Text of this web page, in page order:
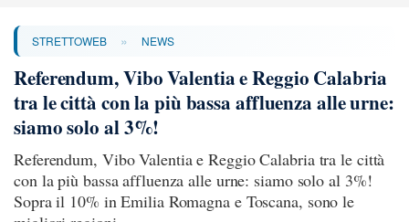
STRETTOWEB » NEWS
Referendum, Vibo Valentia e Reggio Calabria
tra le città con la più bassa affluenza alle urne:
siamo solo al 3%!
Referendum, Vibo Valentia e Reggio Calabria tra le città
con la più bassa affluenza alle urne: siamo solo al 3%!
Sopra il 10% in Emilia Romagna e Toscana, sono le